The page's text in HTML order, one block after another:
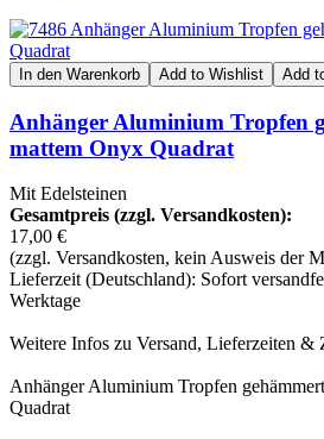
In den Warenkorb Add to Wishlist Add
Anhänger Aluminium Tropfen
mattem Onyx Quadrat
Mit Edelsteinen
Gesamtpreis (zzgl. Versandkosten):
17,00 €
(zzgl. Versandkosten, kein Ausweis der
Lieferzeit (Deutschland): Sofort
Werktage
Weitere Infos zu Versand, Lieferzeiten &
Anhänger Aluminium Tropfen
Quadrat